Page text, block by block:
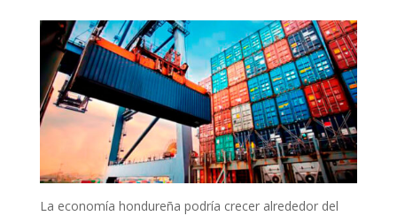
La economía hondureña podría crecer alrededor del